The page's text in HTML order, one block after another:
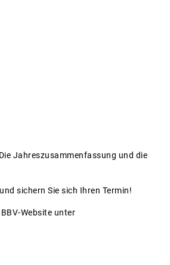
Jahreszusammenfassung und die
sichern Sie sich Ihren Termin!
Website unter